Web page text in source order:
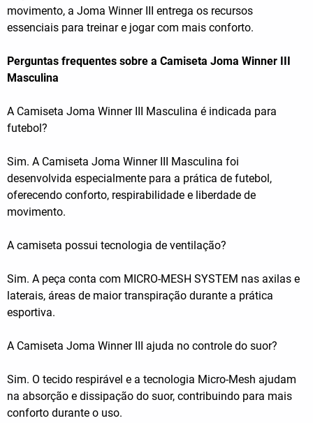
movimento, a Joma Winner III entrega os recursos
essenciais para treinar e jogar com mais conforto.
Perguntas frequentes sobre a Camiseta Joma Winner III
Masculina
A Camiseta Joma Winner III Masculina é indicada para
futebol?
Sim. A Camiseta Joma Winner III Masculina foi
desenvolvida especialmente para a prática de futebol,
oferecendo conforto, respirabilidade e liberdade de
movimento.
A camiseta possui tecnologia de ventilação?
Sim. A peça conta com MICRO-MESH SYSTEM nas axilas e
laterais, áreas de maior transpiração durante a prática
esportiva.
A Camiseta Joma Winner III ajuda no controle do suor?
Sim. O tecido respirável e a tecnologia Micro-Mesh ajudam
na absorção e dissipação do suor, contribuindo para mais
conforto durante o uso.